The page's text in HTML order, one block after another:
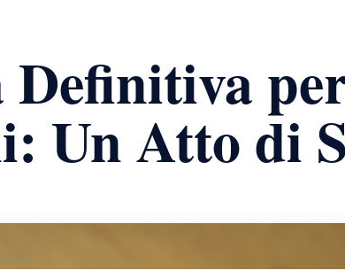
Definitiva
Un Atto di